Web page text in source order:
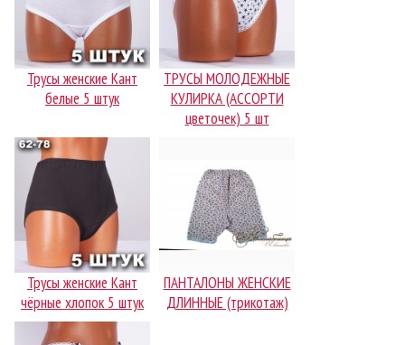
Трусы женские Кант
белые 5 штук
ТРУСЫ МОЛОДЕЖНЫЕ
КУЛИРКА (АССОРТИ
цветочек) 5 шт
Трусы женские Кант
чёрные хлопок 5 штук
ПАНТАЛОНЫ ЖЕНСКИЕ
ДЛИННЫЕ (трикотаж)